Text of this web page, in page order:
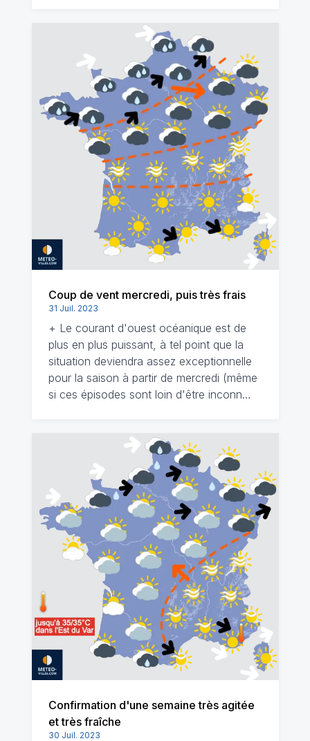
Coup de vent mercredi, puis très frais
31 Juil. 2023
+ Le courant d'ouest océanique est de
plus en plus puissant, à tel point que la
situation deviendra assez exceptionnelle
pour la saison à partir de mercredi (même
si ces épisodes sont loin d'être inconn…
Confirmation d'une semaine très agitée
et très fraîche
30 Juil. 2023